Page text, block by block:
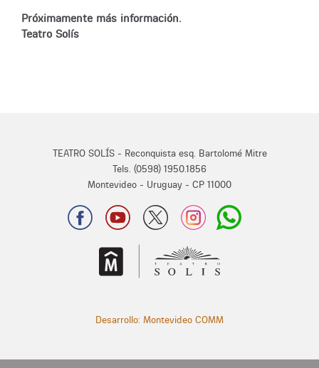
Próximamente más información.
Teatro Solís
TEATRO SOLÍS - Reconquista esq. Bartolomé Mitre
Tels. (0598) 1950.1856
Montevideo - Uruguay - CP 11000
Desarrollo: Montevideo COMM